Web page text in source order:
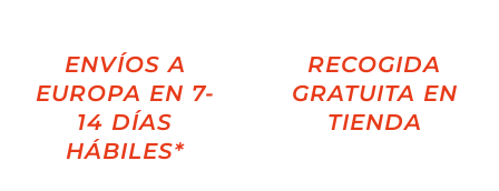
ENVÍOS A
EUROPA EN 7-
14 DÍAS
HÁBILES*
RECOGIDA
GRATUITA EN
TIENDA